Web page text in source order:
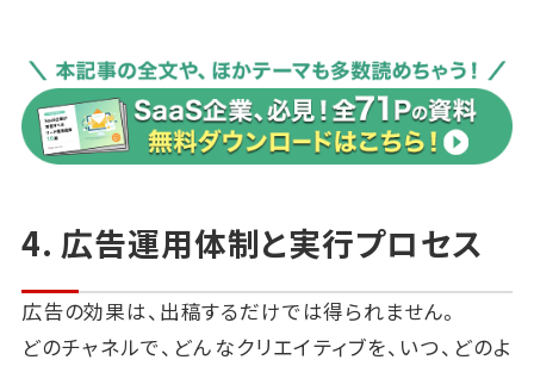
4. 広告運用体制と実行プロセス
広告の効果は、出稿するだけでは得られません。
どのチャネルで、どんなクリエイティブを、いつ、どのよ